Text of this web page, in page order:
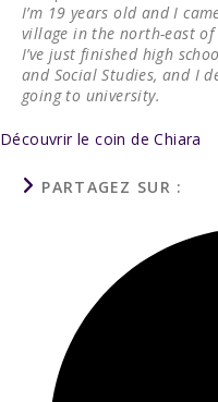
I’m 19 years old and I
village in the north-east of
I’ve just finished high
and Social Studies, and I
going to university.
Découvrir le coin de Chiara
PARTAGEZ SUR :
fenêtre